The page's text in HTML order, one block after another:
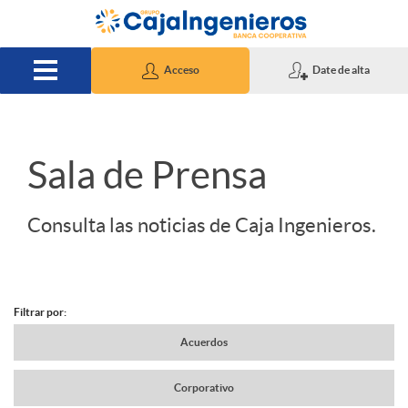
Saltar al contenido principal
Acceso Date de alta
S
Sala de Prensa
Consulta las noticias de Caja Ingenieros.
N
Filtrar por:
Acuerdos
Corporativo